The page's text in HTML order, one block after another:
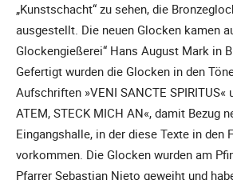
„Kunstschacht“ zu sehen, die
ausgestellt. Die neuen Glocken kamen
Glockengießerei“ Hans August Mark in
Gefertigt wurden die Glocken in den
Aufschriften »VENI SANCTE SPIRITUS«
ATEM, STECK MICH AN«, damit Bezug
Eingangshalle, in der diese Texte in den
vorkommen. Die Glocken wurden am
Pfarrer Sebastian Nieto geweiht und